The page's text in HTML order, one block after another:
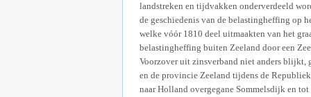
landstreken en tijdvakken onderverdeeld
de geschiedenis van de belastingheffing op
welke vóór 1810 deel uitmaakten van het
belastingheffing buiten Zeeland door een
Voorzover uit zinsverband niet anders
en de provincie Zeeland tijdens de
naar Holland overgegane Sommelsdijk en